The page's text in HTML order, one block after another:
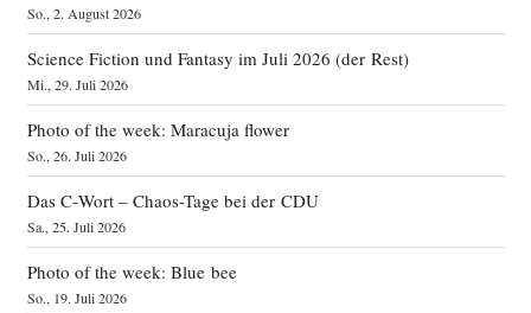
So., 2. August 2026
Science Fiction und Fantasy im Juli 2026 (der Rest)
Mi., 29. Juli 2026
Photo of the week: Maracuja flower
So., 26. Juli 2026
Das C‑Wort – Chaos-Tage bei der CDU
Sa., 25. Juli 2026
Photo of the week: Blue bee
So., 19. Juli 2026